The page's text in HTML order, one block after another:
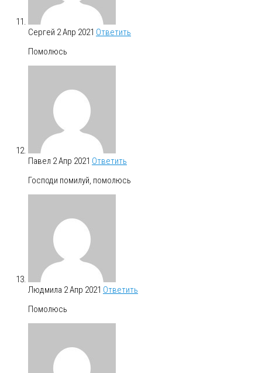
Сергей 2 Апр 2021 Ответить
Помолюсь
Павел 2 Апр 2021 Ответить
Господи помилуй, помолюсь
Людмила 2 Апр 2021 Ответить
Помолюсь